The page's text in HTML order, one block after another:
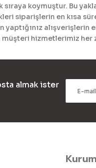
koymuştur. Bu
siparişlerin en kısa
hizmetlerimiz her
almak ister